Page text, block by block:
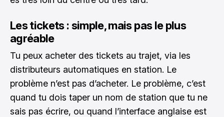
Les tickets : simple, mais pas le plus
agréable
Tu peux acheter des tickets au trajet, via les
distributeurs automatiques en station. Le
problème n’est pas d’acheter. Le problème, c’est
quand tu dois taper un nom de station que tu ne
sais pas écrire, ou quand l’interface anglaise est